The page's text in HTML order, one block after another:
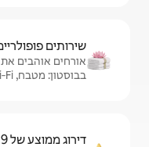
הבאים ביחידות להשכרה